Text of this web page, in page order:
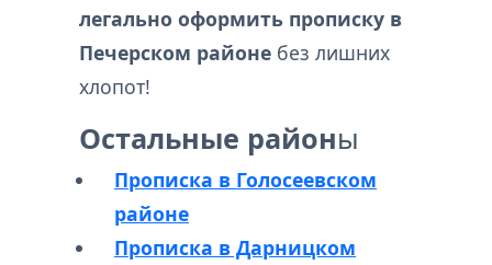
легально оформить прописку в
Печерском районе без лишних
хлопот!
Остальные районы
Прописка в Голосеевском
районе
Прописка в Дарницком